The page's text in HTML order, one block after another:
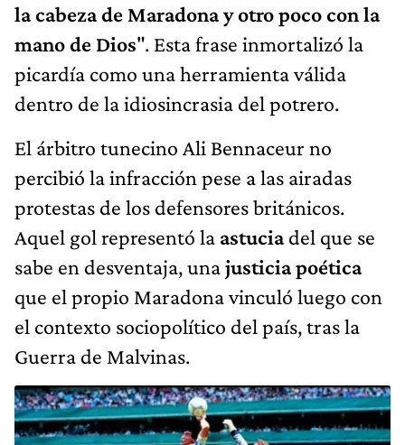
la cabeza de Maradona y otro poco con la
mano de Dios". Esta frase inmortalizó la
picardía como una herramienta válida
dentro de la idiosincrasia del potrero.
El árbitro tunecino Ali Bennaceur no
percibió la infracción pese a las airadas
protestas de los defensores británicos.
Aquel gol representó la astuciadel que se
sabe en desventaja, unajusticia poética
que el propio Maradona vinculó luego con
el contexto sociopolítico del país, tras la
Guerra de Malvinas.